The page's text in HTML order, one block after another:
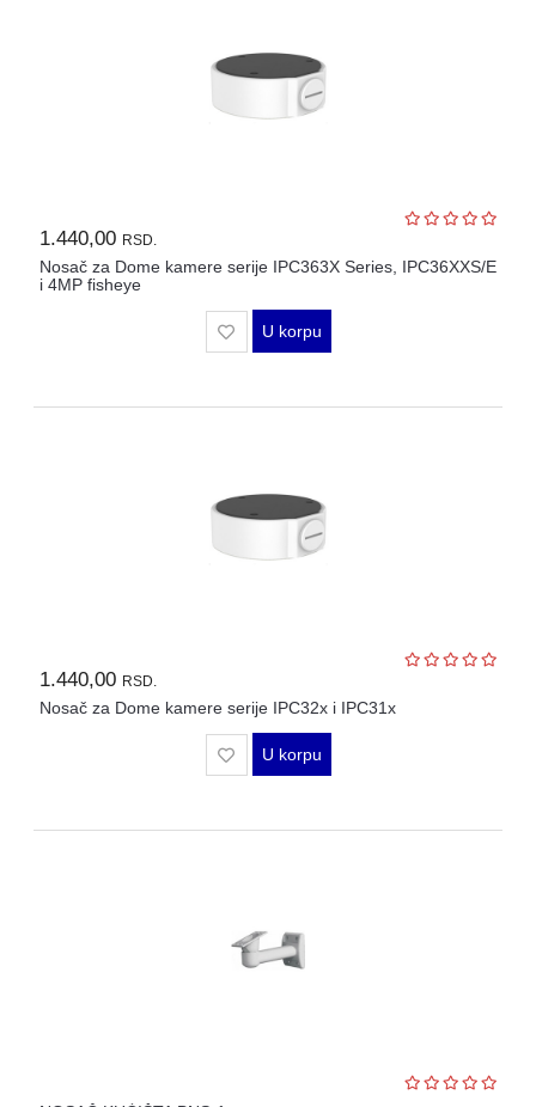
1.440,00 RSD.
Nosač za Dome kamere serije IPC363X Series, IPC36XXS/E
i 4MP fisheye
U korpu
1.440,00 RSD.
Nosač za Dome kamere serije IPC32x i IPC31x
U korpu